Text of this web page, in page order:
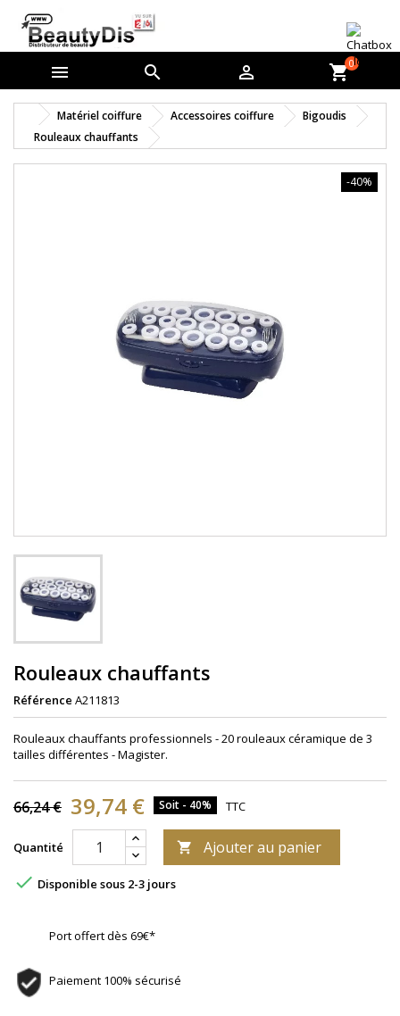
   shopping_cart0
Matériel coiffure Accessoires coiffure
Bigoudis
Rouleaux chauffants
-40%
Rouleaux chauffants
Référence A211813
Rouleaux chauffants professionnels - 20 rouleaux céramique de 3
tailles différentes - Magister.
66,24 € 39,74 € Soit - 40% TTC
Quantité  Ajouter au panier
 Disponible sous 2-3 jours
Port offert dès 69€*
Paiement 100% sécurisé